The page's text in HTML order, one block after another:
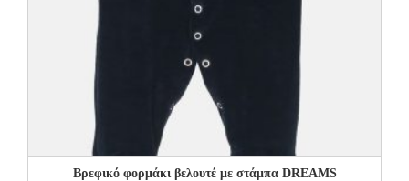
Βρεφικό φορμάκι βελουτέ με στάμπα DREAMS